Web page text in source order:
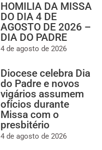
HOMILIA DA MISSA
DO DIA 4 DE
AGOSTO DE 2026 –
DIA DO PADRE
4 de agosto de 2026
Diocese celebra Dia
do Padre e novos
vigários assumem
ofícios durante
Missa com o
presbitério
4 de agosto de 2026